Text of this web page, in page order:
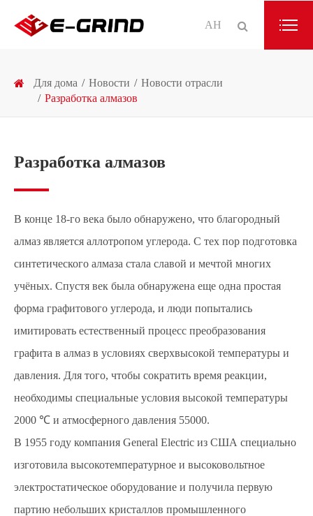
АН
Для дома Новости
Новости отрасли
Разработка алмазов
Разработка алмазов
В конце 18-го века было обнаружено, что благородный
алмаз является аллотропом углерода. С тех пор подготовка
синтетического алмаза стала славой и мечтой многих
учёных. Спустя век была обнаружена еще одна простая
форма графитового углерода, и люди попытались
имитировать естественный процесс преобразования
графита в алмаз в условиях сверхвысокой температуры и
давления. Для того, чтобы сократить время реакции,
необходимы специальные условия высокой температуры
2000 ℃ и атмосферного давления 55000.
В 1955 году компания General Electric из США специально
изготовила высокотемпературное и высоковольтное
электростатическое оборудование и получила первую
партию небольших кристаллов промышленного